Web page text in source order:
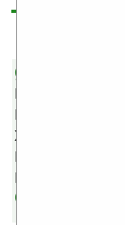
gsICQ
простой и
имеет
хранит
иконок и
Скачать